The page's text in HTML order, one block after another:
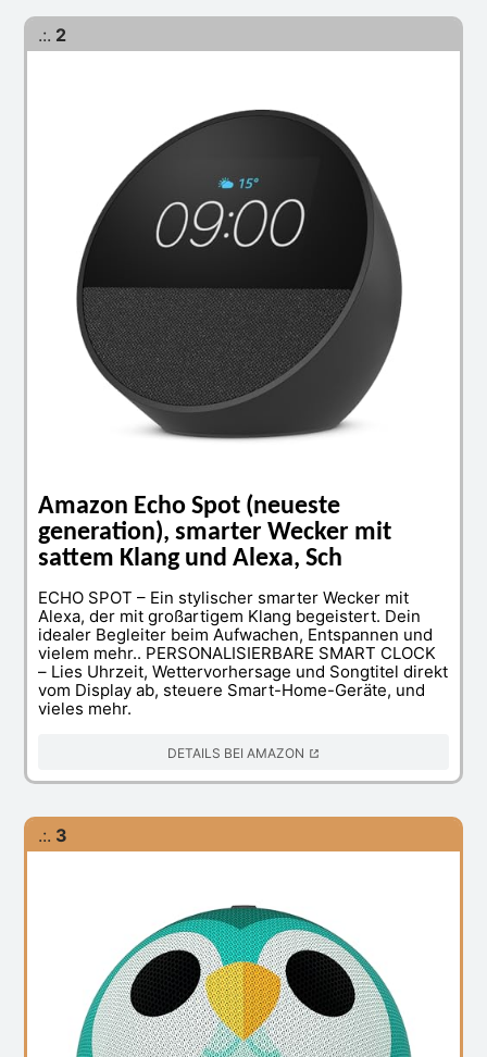
.:. 2
Amazon Echo Spot (neueste
generation), smarter Wecker mit
sattem Klang und Alexa, Sch
ECHO SPOT – Ein stylischer smarter Wecker mit
Alexa, der mit großartigem Klang begeistert. Dein
idealer Begleiter beim Aufwachen, Entspannen und
vielem mehr.. PERSONALISIERBARE SMART CLOCK
– Lies Uhrzeit, Wettervorhersage und Songtitel direkt
vom Display ab, steuere Smart-Home-Geräte, und
vieles mehr.
DETAILS BEI AMAZON
.:. 3